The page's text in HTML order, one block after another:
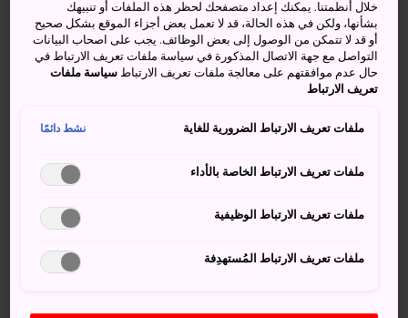
شراء أحد الأكياس المصنوعة في المنزل، أو تطلب صنع واحد
مخصص لك بمساعدة مندوب مبيعات.
خلال أنظمتنا. يمكنك إعداد متصفحك لحظر هذه الملفات أو تنبيهك
بشأنها، ولكن في هذه الحالة، قد لا تعمل بعض أجزاء الموقع بشكل صحيح
أو قد لا تتمكن من الوصول إلى بعض الوظائف. يجب على اصحاب البيانات
التواصل مع جهة الاتصال المذكورة في سياسة ملفات تعريف الارتباط في
حال عدم موافقتهم على معالجة ملفات تعريف الارتباطسياسة ملفات
تعريف الارتباط
ملفات تعريف الارتباط الضرورية للغاية نشط دائمًا
ملفات تعريف الارتباط الخاصة بالأداء
ملفات تعريف الارتباط الوظيفية
ملفات تعريف الارتباط المُستهدِفة